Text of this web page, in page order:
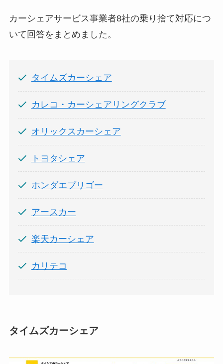
カーシェアサービス事業者8社の乗り捨て対応につ
いて回答をまとめました。
タイムズカーシェア
カレコ・カーシェアリングクラブ
オリックスカーシェア
トヨタシェア
ホンダエブリゴー
アースカー
楽天カーシェア
カリテコ
タイムズカーシェア